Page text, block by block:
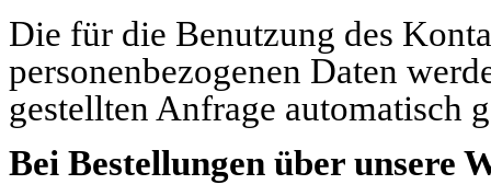
Die für die Benutzung des
personenbezogenen Daten
gestellten Anfrage automatisch
Bei Bestellungen über unsere